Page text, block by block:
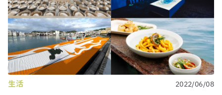
生活 2022/06/08